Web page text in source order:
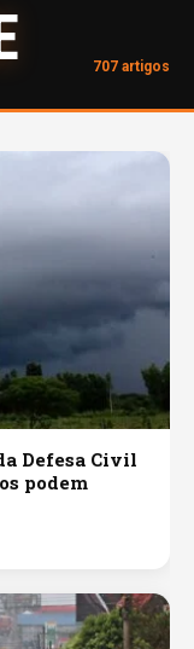
707 artigos
Defesa Civil
podem